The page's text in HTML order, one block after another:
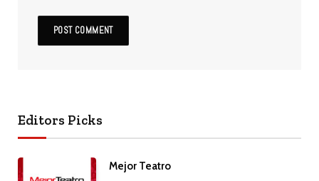
Editors Picks
Mejor Teatro